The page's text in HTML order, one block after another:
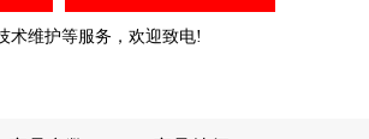
术维护等服务，欢迎致电!